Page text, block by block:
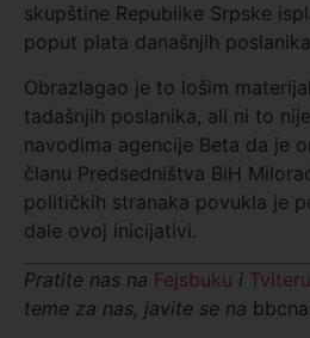
skupštine Republike Srpske
poput plata današnjih
Obrazlagao je to lošim
tadašnjih poslanika, ali ni to
navodima agencije Beta da je
članu Predsedništva BiH
političkih stranaka povukla je
dale ovoj inicijativi.
Pratite nas na Fejsbuku i Tviteru
teme za nas, javite se na